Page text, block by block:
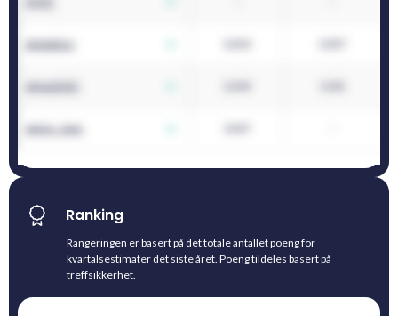
Ranking
Rangeringen er basert på det totale antallet poeng for
kvartalsestimater det siste året. Poeng tildeles basert på
treffsikkerhet.